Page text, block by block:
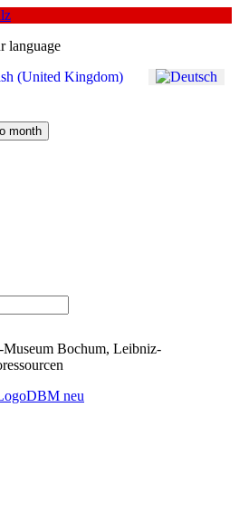
language
month
Museum Bochum, Leibniz-